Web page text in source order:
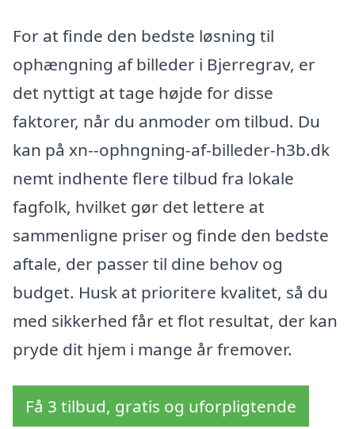
For at finde den bedste løsning til
ophængning af billeder i Bjerregrav, er
det nyttigt at tage højde for disse
faktorer, når du anmoder om tilbud. Du
kan på xn--ophngning-af-billeder-h3b.dk
nemt indhente flere tilbud fra lokale
fagfolk, hvilket gør det lettere at
sammenligne priser og finde den bedste
aftale, der passer til dine behov og
budget. Husk at prioritere kvalitet, så du
med sikkerhed får et flot resultat, der kan
pryde dit hjem i mange år fremover.
Få 3 tilbud, gratis og uforpligtende